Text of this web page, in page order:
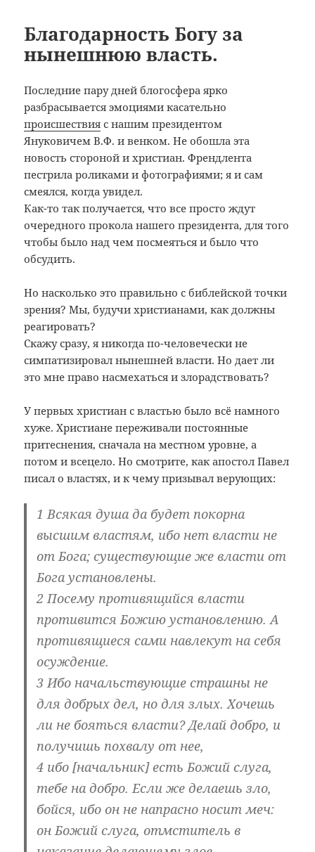
Благодарность Богу за
нынешнюю власть.
Последние пару дней блогосфера ярко
разбрасывается эмоциями касательно
происшествия с нашим президентом
Януковичем В.Ф. и венком. Не обошла эта
новость стороной и христиан. Френдлента
пестрила роликами и фотографиями; я и сам
смеялся, когда увидел.
Как-то так получается, что все просто ждут
очередного прокола нашего президента, для того
чтобы было над чем посмеяться и было что
обсудить.
Но насколько это правильно с библейской точки
зрения? Мы, будучи христианами, как должны
реагировать?
Скажу сразу, я никогда по-человечески не
симпатизировал нынешней власти. Но дает ли
это мне право насмехаться и злорадствовать?
У первых христиан с властью было всё намного
хуже. Христиане переживали постоянные
притеснения, сначала на местном уровне, а
потом и всецело. Но смотрите, как апостол Павел
писал о властях, и к чему призывал верующих:
1 Всякая душа да будет покорна
высшим властям, ибо нет власти не
от Бога; существующие же власти от
Бога установлены.
2 Посему противящийся власти
противится Божию установлению. А
противящиеся сами навлекут на себя
осуждение.
3 Ибо начальствующие страшны не
для добрых дел, но для злых. Хочешь
ли не бояться власти? Делай добро, и
получишь похвалу от нее,
4 ибо [начальник] есть Божий слуга,
тебе на добро. Если же делаешь зло,
бойся, ибо он не напрасно носит меч:
он Божий слуга, отмститель в